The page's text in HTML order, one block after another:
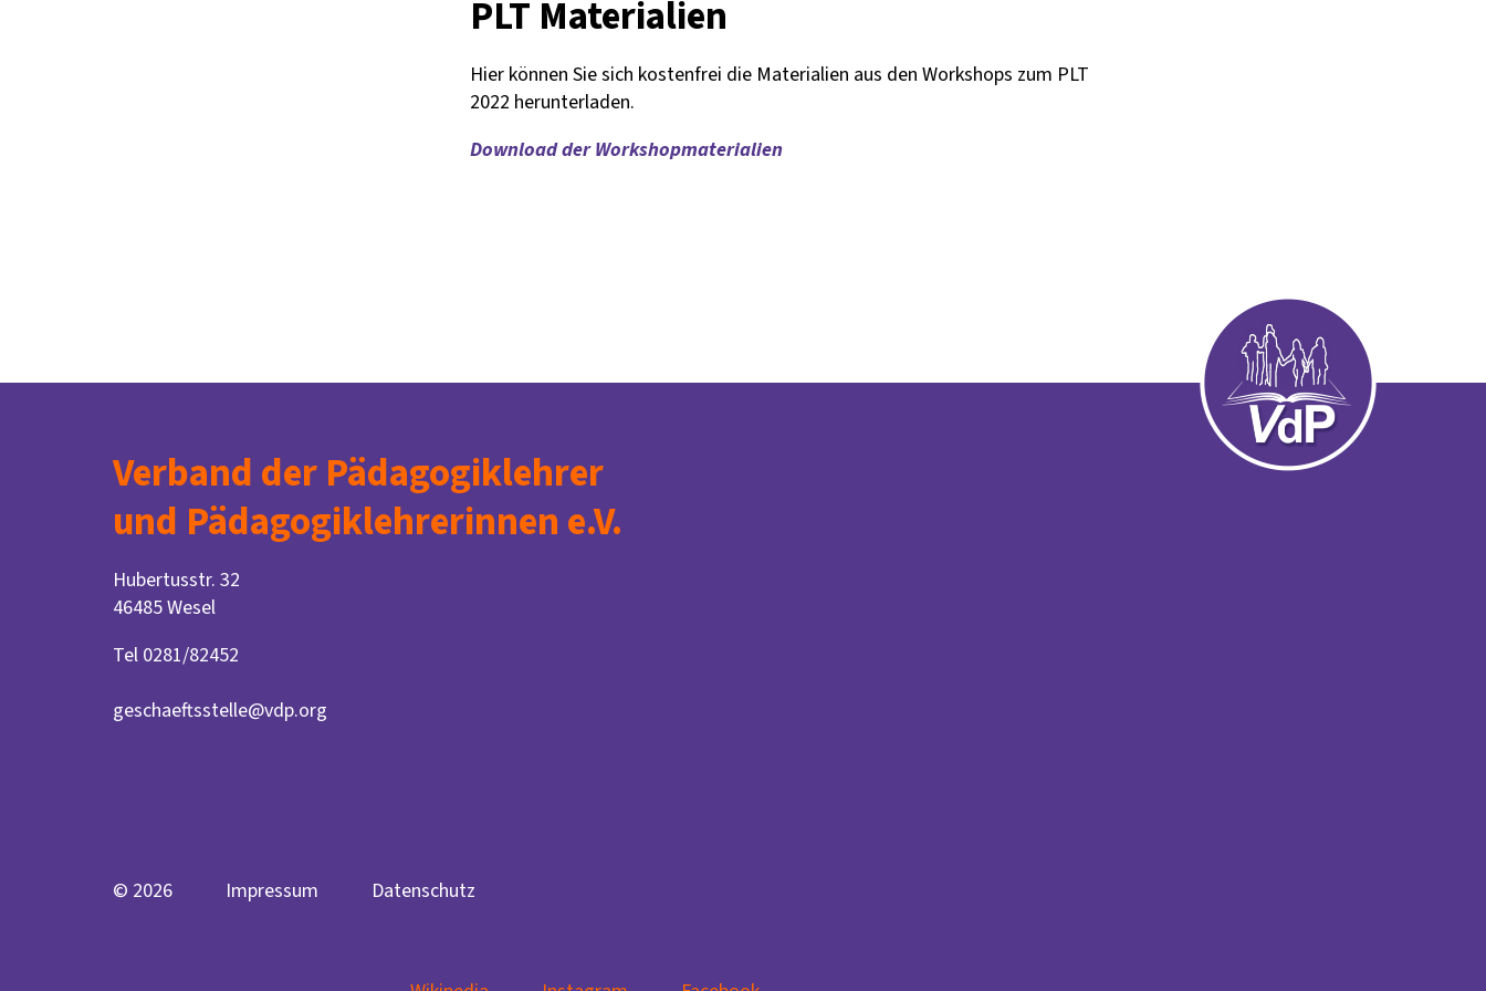
PLT Materialien
Hier können Sie sich kostenfrei die Materialien aus den Workshops zum PLT
2022 herunterladen.
Download der Workshopmaterialien
Verband der Pädagogiklehrer
und Pädagogiklehrerinnen e.V.
Hubertusstr. 32
46485 Wesel
Tel 0281/82452
geschaeftsstelle@vdp.org
© 2026 Impressum Datenschutz